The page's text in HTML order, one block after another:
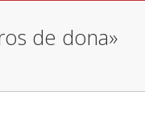
de dona»